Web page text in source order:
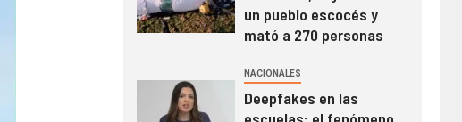
un pueblo escocés y
mató a 270 personas
NACIONALES
Deepfakes en las